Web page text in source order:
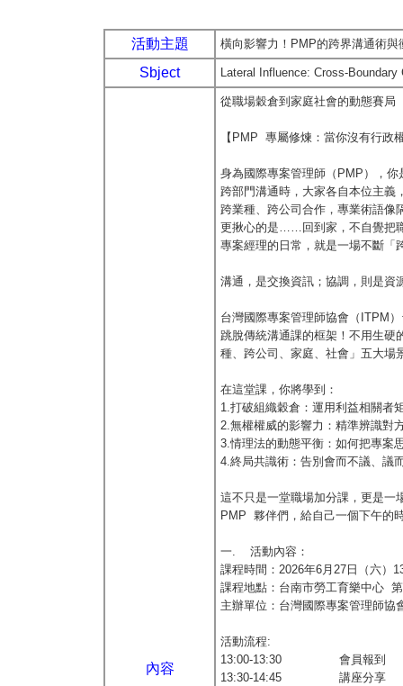
活動主題 橫向影響力！PMP的跨界溝通術與
Sbject Lateral Influence: Cross-
內容
從職場穀倉到家庭社會的動態賽局
【PMP 專屬修煉：當你沒有行政
身為國際專案管理師（PMP），
跨部門溝通時，大家各自本位主
跨業種、跨公司合作，專業術語像
更揪心的是……回到家，不自覺把
專案經理的日常，就是一場不斷「
溝通，是交換資訊；協調，則是資
台灣國際專案管理師協會（ITPM
跳脫傳統溝通課的框架！不用生
種、跨公司、家庭、社會」五大場
在這堂課，你將學到：
1.打破組織穀倉：運用利益相關
2.無權權威的影響力：精準辨識對
3.情理法的動態平衡：如何把專案
4.終局共識術：告別會而不議、
這不只是一堂職場加分課，更是一
PMP 夥伴們，給自己一個下午的
一. 活動內容：
課程時間：2026年6月27日（六
課程地點：台南市勞工育樂中心
主辦單位：台灣國際專案管理師協
活動流程:
13:00-13:30 會員報到
13:30-14:45 講座分享